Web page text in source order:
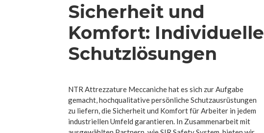
Sicherheit und
Komfort: Individuelle
Schutzlösungen
NTR Attrezzature Meccaniche hat es sich zur Aufgabe
gemacht, hochqualitative persönliche Schutzausrüstungen
zu liefern, die Sicherheit und Komfort für Arbeiter in jedem
industriellen Umfeld garantieren. In Zusammenarbeit mit